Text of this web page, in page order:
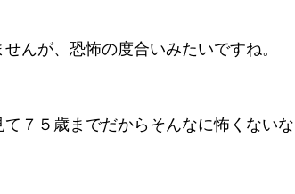
んが、恐怖の度合いみたいですね。
７５歳までだからそんなに怖くないな